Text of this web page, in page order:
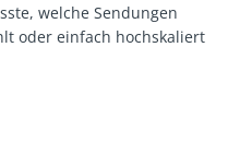
welche Sendungen
oder einfach hochskaliert